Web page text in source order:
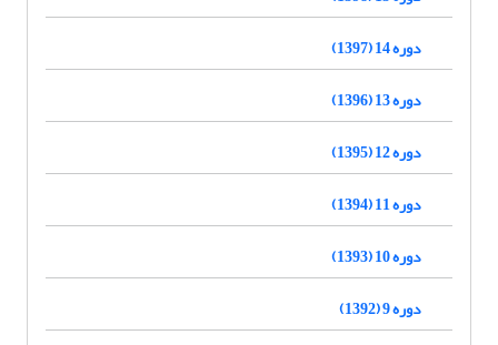
دوره 14 (1397)
دوره 13 (1396)
دوره 12 (1395)
دوره 11 (1394)
دوره 10 (1393)
دوره 9 (1392)